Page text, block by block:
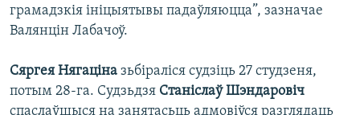
грамадзкія ініцыятывы падаўляюцца”, зазначае
Валянцін Лабачоў.
Сяргея Нягаціна зьбіраліся судзіць 27 студзеня,
потым 28-га. Судзьдзя Станіслаў Шэндаровіч
спаслаўшыся на занятасьць адмовіўся разглядаць